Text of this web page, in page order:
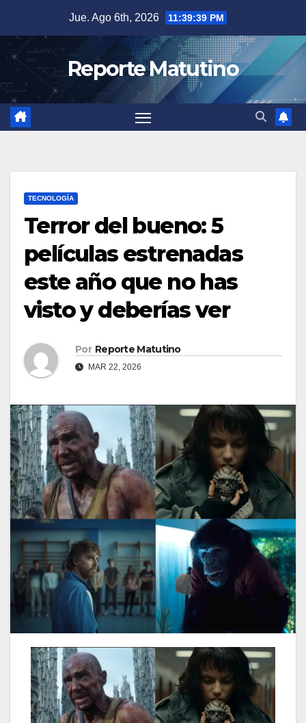
contenido
Jue. Ago 6th, 2026 11:39:41 PM
Reporte Matutino
TECNOLOGÍA
Terror del bueno: 5
películas estrenadas
este año que no has
visto y deberías ver
Por Reporte Matutino
MAR 22, 2026